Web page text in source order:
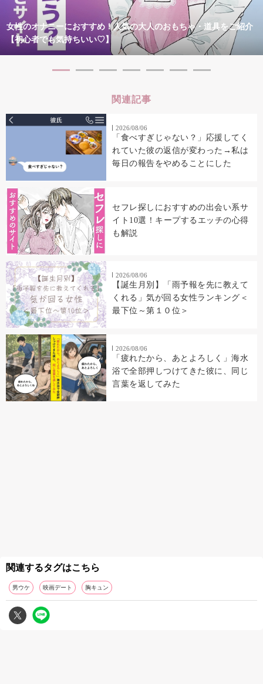
女性のオナニーにおすすめ！人気の大人のおもちゃ・道具をご紹介
【初心者でも気持ちいい♡】
関連記事
2026/08/06
「食べすぎじゃない？」応援してく
れていた彼の返信が変わった→私は
毎日の報告をやめることにした
セフレ探しにおすすめの出会い系サ
イト10選！キープするエッチの心得
も解説
2026/08/06
【誕生月別】「雨予報を先に教えて
くれる」気が回る女性ランキング＜
最下位～第１０位＞
2026/08/06
「疲れたから、あとよろしく」海水
浴で全部押しつけてきた彼に、同じ
言葉を返してみた
関連するタグはこちら
男ウケ 映画デート 胸キュン